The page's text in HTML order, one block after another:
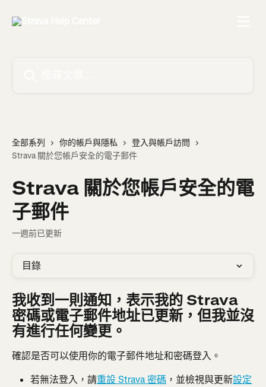
全部系列 你的帳戶與隱私
登入與帳戶訪問
Strava 關於您帳戶安全的電子郵件
Strava 關於您帳戶安全的電
子郵件
一週前已更新
目錄
我收到一則通知，表示我的 Strava
密碼或電子郵件地址已更新，但我並沒
有進行任何變更。
確認是否可以使用你的電子郵件地址和密碼登入。
若無法登入，請重設 Strava 密碼 ，並檢視與更新設定